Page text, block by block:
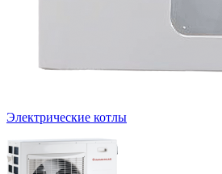
Электрические котлы